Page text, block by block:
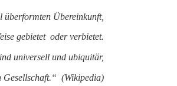
überformten Übereinkunft,
gebietet oder verbietet.
universell und ubiquitär,
Gesellschaft.“ (Wikipedia)